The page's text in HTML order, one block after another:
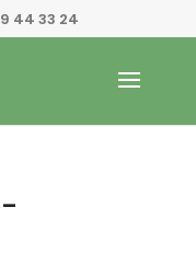
44 33 24